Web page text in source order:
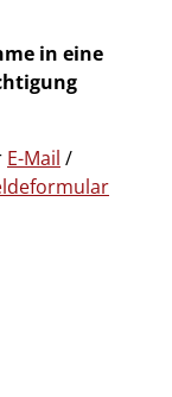
in eine
E-Mail /